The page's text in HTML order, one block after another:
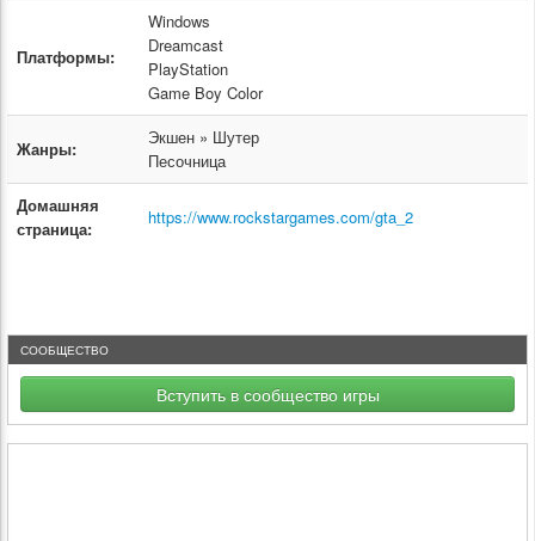
Платформы:
Windows
Dreamcast
PlayStation
Game Boy Color
Жанры:
Экшен » Шутер
Песочница
Домашняя
страница:
https://www.rockstargames.com/gta_2
СООБЩЕСТВО
Вступить в сообщество игры